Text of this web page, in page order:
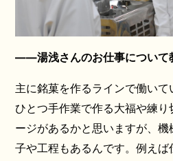
——湯浅さんのお仕事について
主に銘菓を作るラインで働い
ひとつ手作業で作る大福や練り
ージがあるかと思いますが、
子や工程もあるんです。例え